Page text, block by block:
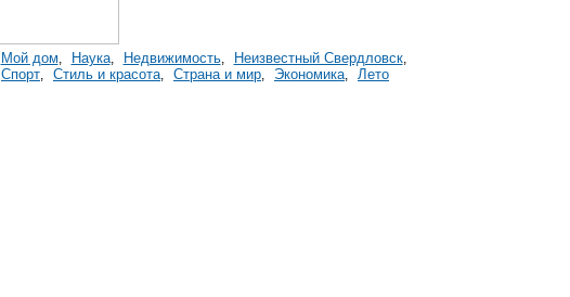
Мой дом, Наука, Недвижимость, Неизвестный Свердловск,
Спорт, Стиль и красота, Страна и мир, Экономика, Лето